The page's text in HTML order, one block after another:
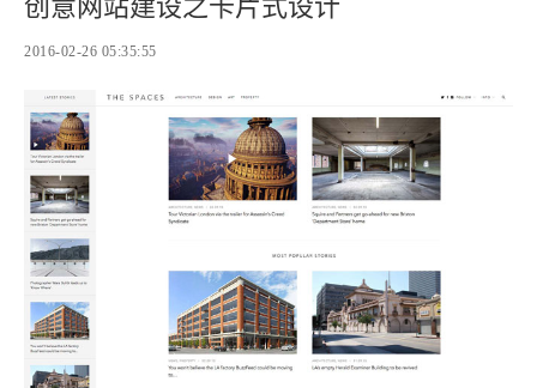
2016-02-26 05:35:55